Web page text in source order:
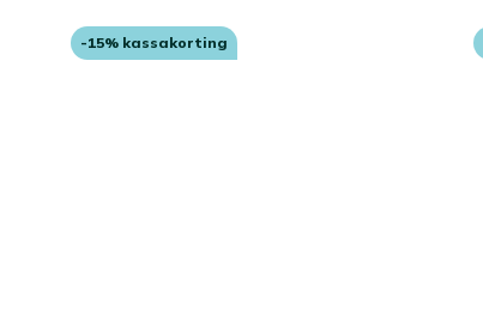
-15% kassakorting